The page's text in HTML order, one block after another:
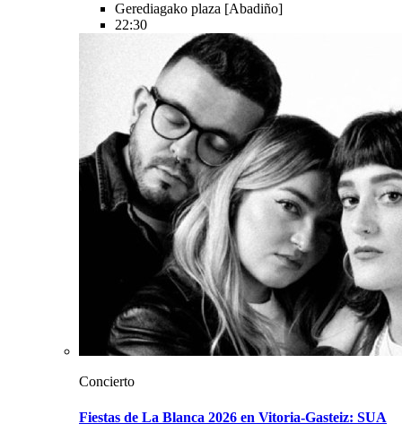
Gerediagako plaza [Abadiño]
22:30
Concierto
Fiestas de La Blanca 2026 en Vitoria-Gasteiz: SUA